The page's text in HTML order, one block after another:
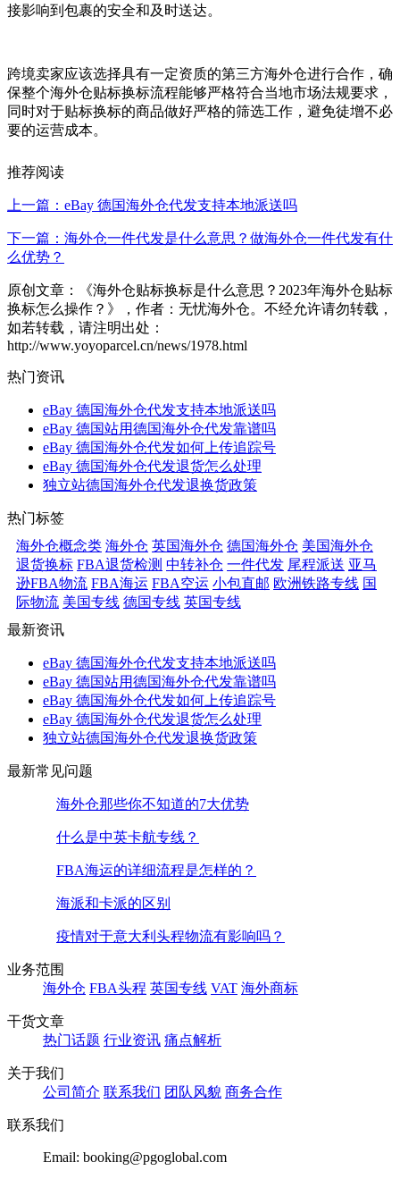
接影响到包裹的安全和及时送达。
跨境卖家应该选择具有一定资质的第三方海外仓进行合作，确
保整个海外仓贴标换标流程能够严格符合当地市场法规要求，
同时对于贴标换标的商品做好严格的筛选工作，避免徒增不必
要的运营成本。
推荐阅读
上一篇：eBay 德国海外仓代发支持本地派送吗
下一篇：海外仓一件代发是什么意思？做海外仓一件代发有什
么优势？
原创文章：《海外仓贴标换标是什么意思？2023年海外仓贴标
换标怎么操作？》，作者：无忧海外仓。不经允许请勿转载，
如若转载，请注明出处：
http://www.yoyoparcel.cn/news/1978.html
热门资讯
eBay 德国海外仓代发支持本地派送吗
eBay 德国站用德国海外仓代发靠谱吗
eBay 德国海外仓代发如何上传追踪号
eBay 德国海外仓代发退货怎么处理
独立站德国海外仓代发退换货政策
热门标签
海外仓概念类 海外仓 英国海外仓 德国海外仓 美国海外仓
退货换标 FBA退货检测 中转补仓 一件代发 尾程派送 亚马
逊FBA物流 FBA海运 FBA空运 小包直邮 欧洲铁路专线 国
际物流 美国专线 德国专线 英国专线
最新资讯
eBay 德国海外仓代发支持本地派送吗
eBay 德国站用德国海外仓代发靠谱吗
eBay 德国海外仓代发如何上传追踪号
eBay 德国海外仓代发退货怎么处理
独立站德国海外仓代发退换货政策
最新常见问题
海外仓那些你不知道的7大优势
什么是中英卡航专线？
FBA海运的详细流程是怎样的？
海派和卡派的区别
疫情对于意大利头程物流有影响吗？
业务范围
海外仓 FBA头程 英国专线 VAT 海外商标
干货文章
热门话题 行业资讯 痛点解析
关于我们
公司简介 联系我们 团队风貌 商务合作
联系我们
Email: booking@pgoglobal.com